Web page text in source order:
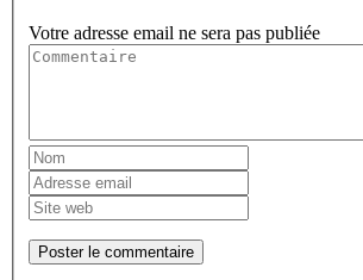
Votre adresse email ne sera pas publiée
Poster le commentaire